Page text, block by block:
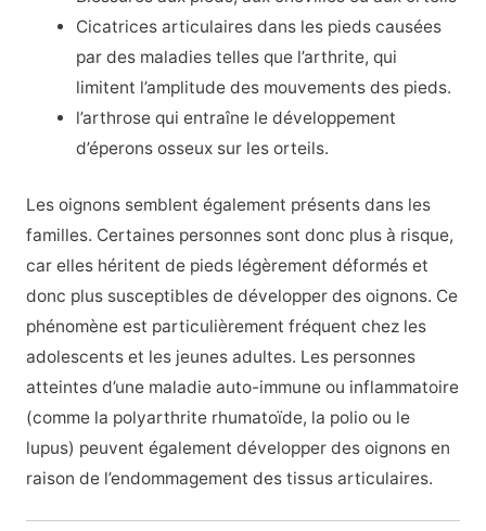
Cicatrices articulaires dans les pieds causées
par des maladies telles que l’arthrite, qui
limitent l’amplitude des mouvements des pieds.
l’arthrose qui entraîne le développement
d’éperons osseux sur les orteils.
Les oignons semblent également présents dans les
familles. Certaines personnes sont donc plus à risque,
car elles héritent de pieds légèrement déformés et
donc plus susceptibles de développer des oignons. Ce
phénomène est particulièrement fréquent chez les
adolescents et les jeunes adultes. Les personnes
atteintes d’une maladie auto-immune ou inflammatoire
(comme la polyarthrite rhumatoïde, la polio ou le
lupus) peuvent également développer des oignons en
raison de l’endommagement des tissus articulaires.